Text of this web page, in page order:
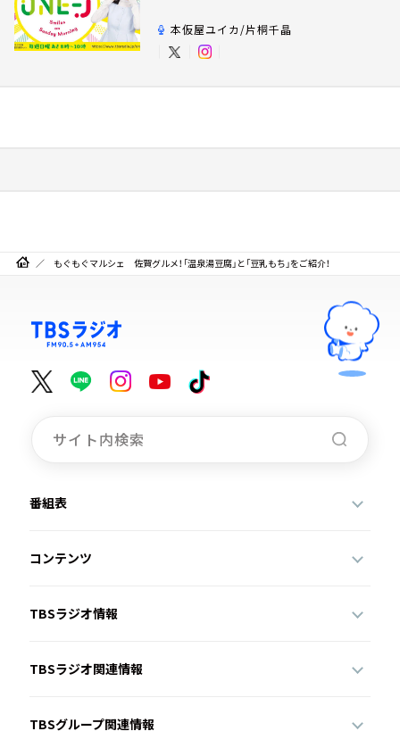
本仮屋ユイカ/片桐千晶
もぐもぐマルシェ 佐賀グルメ！「温泉湯豆腐」と「豆乳もち」をご紹介！
番組表
コンテンツ
TBSラジオ情報
TBSラジオ関連情報
TBSグループ関連情報